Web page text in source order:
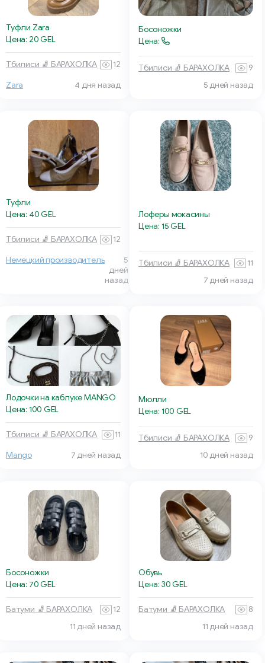
Туфли Zara
Цена: 20 GEL
Тбилиси 🧦 БАРАХОЛКА 12
Zara 4 дня назад
Босоножки
Цена:
Тбилиси 🧦 БАРАХОЛКА
9
5 дней назад
Туфли
Цена: 40 GEL
Тбилиси 🧦 БАРАХОЛКА 12
Немецкий производитель
5
дней
назад
Лоферы мокасины
Цена: 15 GEL
Тбилиси 🧦 БАРАХОЛКА
11
7 дней назад
Лодочки на каблуке MANGO
Цена: 100 GEL
Тбилиси 🧦 БАРАХОЛКА 11
Mango 7 дней назад
Мюлли
Цена: 100 GEL
Тбилиси 🧦 БАРАХОЛКА
9
10 дней назад
Босоножки
Цена: 70 GEL
Батуми 🧦 БАРАХОЛКА
12
11 дней назад
Обувь
Цена: 30 GEL
Батуми 🧦 БАРАХОЛКА
8
11 дней назад